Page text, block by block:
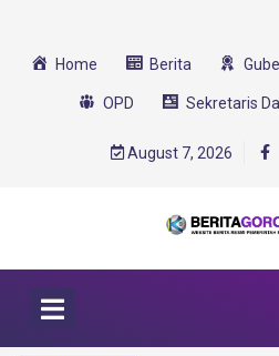
Home Berita
OPD Sekretaris
August 7, 2026